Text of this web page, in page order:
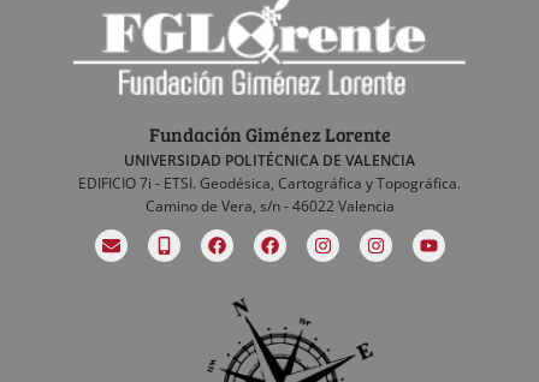
Fundación Giménez Lorente
UNIVERSIDAD POLITÉCNICA DE VALENCIA
EDIFICIO 7i - ETSI. Geodésica, Cartográfica y Topográfica.
Camino de Vera, s/n - 46022 Valencia